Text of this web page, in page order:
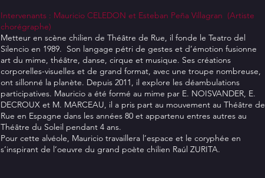
Intervenants : Mauricio CELEDON et Esteban Peña Villagran (Artiste
chorégraphe)
Metteur en scène chilien de Théâtre de Rue, il fonde le Teatro del
Silencio en 1989. Son langage pétri de gestes et d’émotion fusionne
art du mime, théâtre, danse, cirque et musique. Ses créations
corporelles-visuelles et de grand format, avec une troupe nombreuse,
ont sillonné la planète. Depuis 2011, il explore les déambulations
participatives. Mauricio a été formé au mime par E. NOISVANDER, E.
DECROUX et M. MARCEAU, il a pris part au mouvement au Théâtre de
Rue en Espagne dans les années 80 et appartenu entres autres au
Théâtre du Soleil pendant 4 ans.
Pour cette alvéole, Mauricio travaillera l’espace et le coryphée en
s’inspirant de l’oeuvre du grand poète chilien Raúl ZURITA.